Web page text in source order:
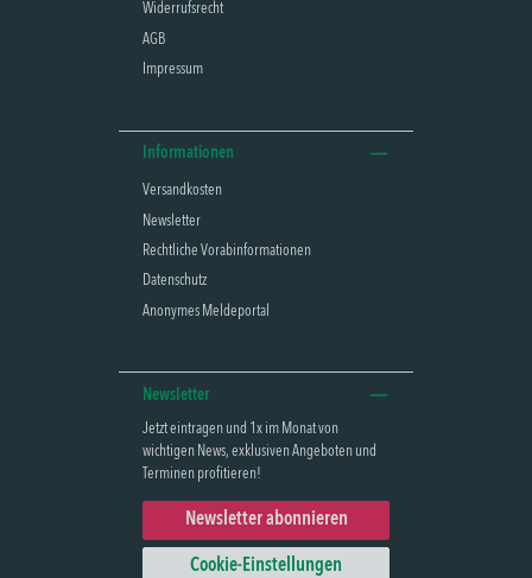
Widerrufsrecht
AGB
Impressum
Informationen
Versandkosten
Newsletter
Rechtliche Vorabinformationen
Datenschutz
Anonymes Meldeportal
Newsletter
Jetzt eintragen und 1x im Monat von
wichtigen News, exklusiven Angeboten und
Terminen profitieren!
Newsletter abonnieren
Cookie-Einstellungen